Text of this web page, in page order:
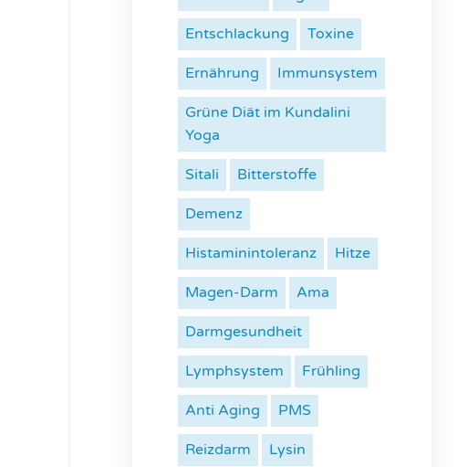
Entschlackung Toxine
Ernährung Immunsystem
Grüne Diät im Kundalini
Yoga
Sitali Bitterstoffe
Demenz
Histaminintoleranz Hitze
Magen-Darm Ama
Darmgesundheit
Lymphsystem Frühling
Anti Aging PMS
Reizdarm Lysin